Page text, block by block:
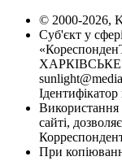
© 2000-2026,
Суб'єкт у
ХАРКІВСЬКЕ
Використання
сайті,
При